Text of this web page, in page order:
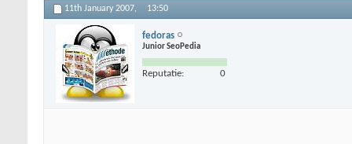
11th January 2007, 13:50
fedoras
Junior SeoPedia
Reputatie: 0